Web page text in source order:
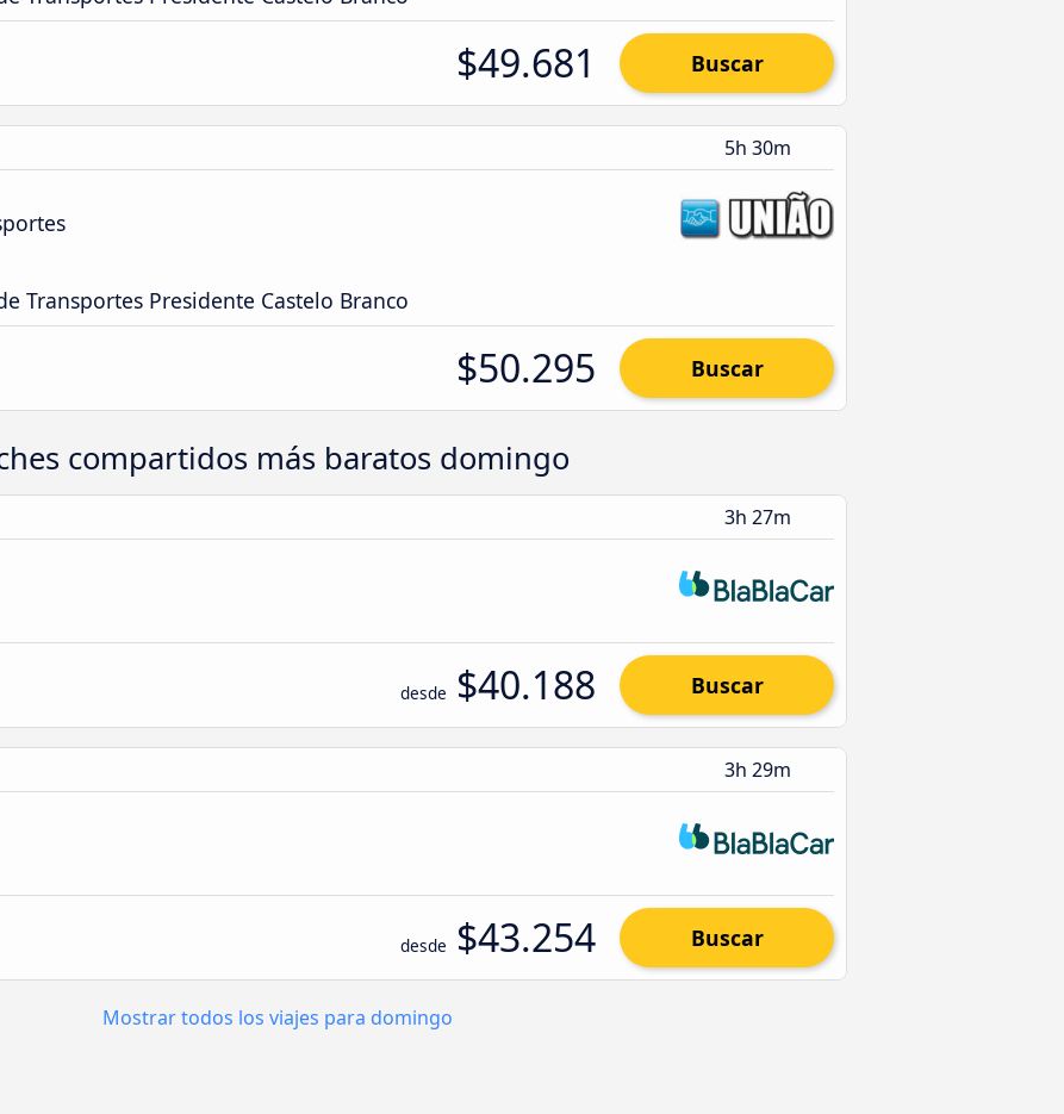
$49.681 Buscar
5h 30m
Transportes Presidente Castelo Branco
$50.295 Buscar
compartidos más baratos domingo
3h 27m
desde $40.188 Buscar
3h 29m
desde $43.254 Buscar
Mostrar todos los viajes para domingo